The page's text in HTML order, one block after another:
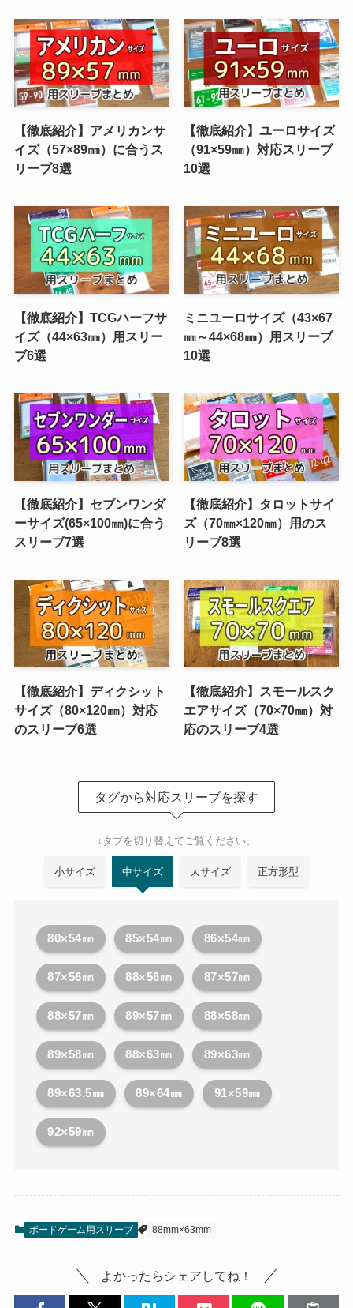
【徹底紹介】アメリカンサ
イズ（57×89㎜）に合うス
リーブ8選
【徹底紹介】ユーロサイズ
（91×59㎜）対応スリーブ
10選
【徹底紹介】TCGハーフサ
イズ（44×63㎜）用スリー
ブ6選
ミニユーロサイズ（43×67
㎜～44×68㎜）用スリーブ
10選
【徹底紹介】セブンワンダ
ーサイズ(65×100㎜)に合う
スリーブ7選
【徹底紹介】タロットサイ
ズ（70㎜×120㎜）用のス
リーブ8選
【徹底紹介】ディクシット
サイズ（80×120㎜）対応
のスリーブ6選
【徹底紹介】スモールスク
エアサイズ（70×70㎜）対
応のスリーブ4選
タグから対応スリーブを探す
↓タブを切り替えてご覧ください。
小サイズ 中サイズ 大サイズ 正方形型
80×54㎜ 85×54㎜ 86×54㎜
87×56㎜ 88×56㎜ 87×57㎜
88×57㎜ 89×57㎜ 88×58㎜
89×58㎜ 88×63㎜ 89×63㎜
89×63.5㎜ 89×64㎜ 91×59㎜
92×59㎜
ボードゲーム用スリーブ 88mm×63mm
よかったらシェアしてね！